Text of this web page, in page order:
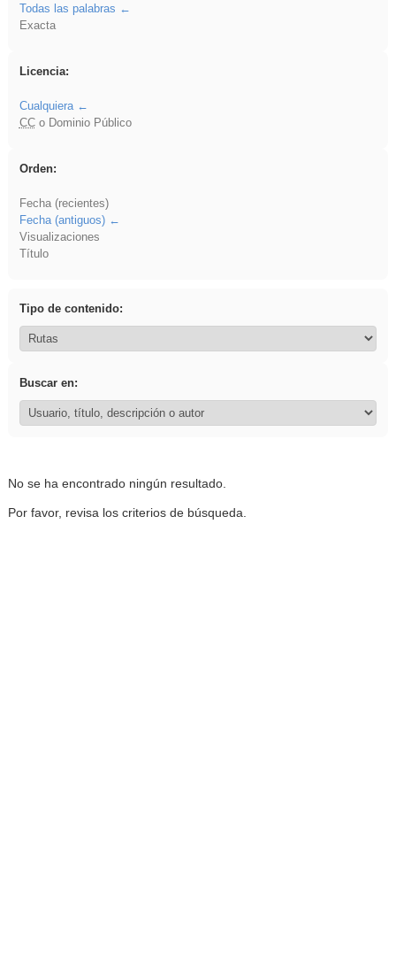
Todas las palabras
Exacta
Licencia:
Cualquiera
CCo Dominio Público
Orden:
Fecha (recientes)
Fecha (antiguos)
Visualizaciones
Título
Tipo de contenido:
Buscar en:
No se ha encontrado ningún resultado.
Por favor, revisa los criterios de búsqueda.